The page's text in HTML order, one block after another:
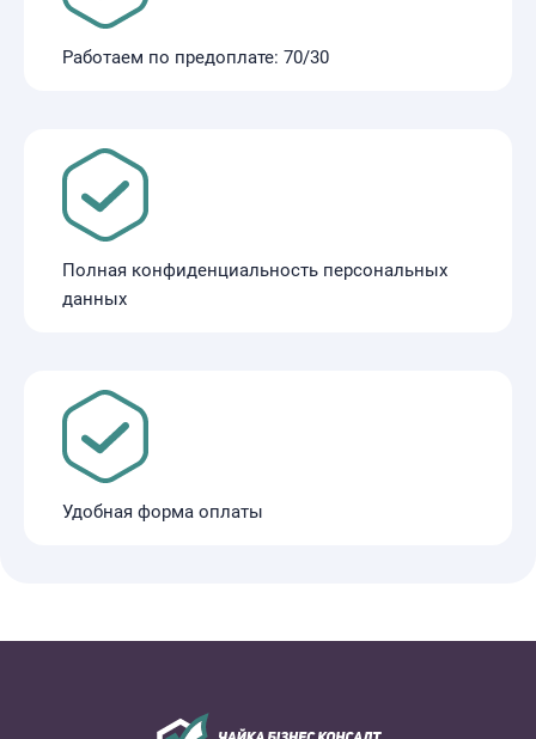
Работаем по предоплате: 70/30
Полная конфиденциальность персональных
данных
Удобная форма оплаты